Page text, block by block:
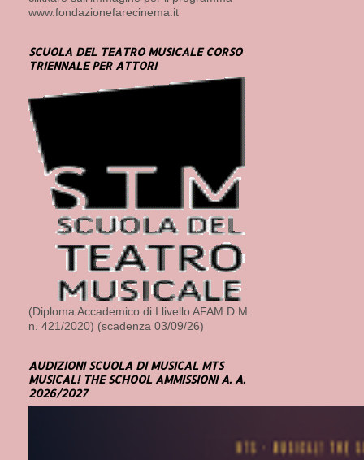
www.fondazionefarecinema.it
SCUOLA DEL TEATRO MUSICALE CORSO
TRIENNALE PER ATTORI
(Diploma Accademico di I livello AFAM D.M.
n. 421/2020) (scadenza 03/09/26)
AUDIZIONI SCUOLA DI MUSICAL MTS
MUSICAL! THE SCHOOL AMMISSIONI A. A.
2026/2027